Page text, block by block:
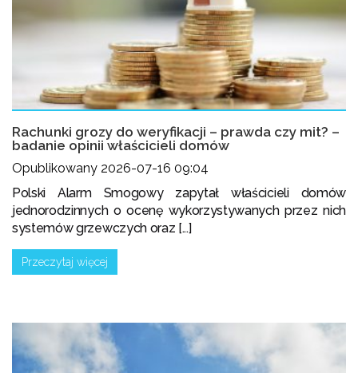
Rachunki grozy do weryfikacji – prawda czy mit? –
badanie opinii właścicieli domów
Opublikowany 2026-07-16 09:04
Polski Alarm Smogowy zapytał właścicieli domów
jednorodzinnych o ocenę wykorzystywanych przez nich
systemów grzewczych oraz [...]
Przeczytaj więcej